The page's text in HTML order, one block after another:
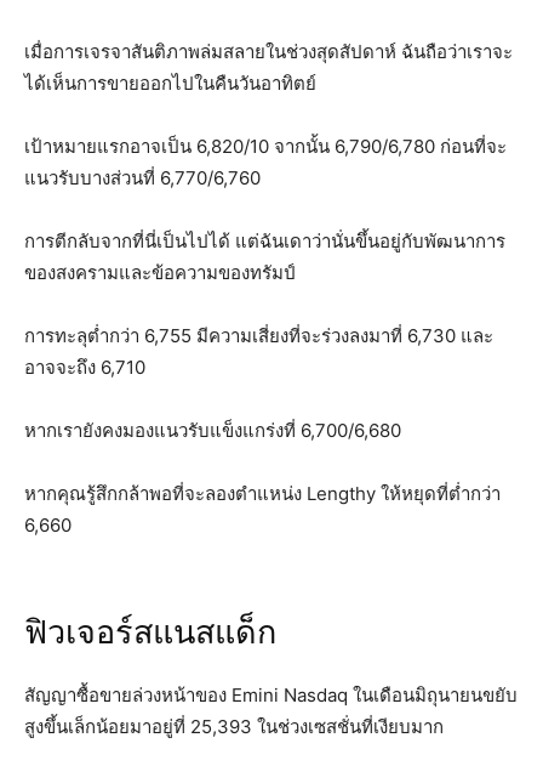
เมื่อการเจรจาสันติภาพล่มสลายในช่วงสุดสัปดาห์ ฉันถือว่าเราจะ
ได้เห็นการขายออกไปในคืนวันอาทิตย์
เป้าหมายแรกอาจเป็น 6,820/10 จากนั้น 6,790/6,780 ก่อนที่จะ
แนวรับบางส่วนที่ 6,770/6,760
การตีกลับจากที่นี่เป็นไปได้ แต่ฉันเดาว่านั่นขึ้นอยู่กับพัฒนาการ
ของสงครามและข้อความของทรัมป์
การทะลุต่ำกว่า 6,755 มีความเสี่ยงที่จะร่วงลงมาที่ 6,730 และ
อาจจะถึง 6,710
หากเรายังคงมองแนวรับแข็งแกร่งที่ 6,700/6,680
หากคุณรู้สึกกล้าพอที่จะลองตำแหน่ง Lengthy ให้หยุดที่ต่ำกว่า
6,660
ฟิวเจอร์สแนสแด็ก
สัญญาซื้อขายล่วงหน้าของ Emini Nasdaq ในเดือนมิถุนายนขยับ
สูงขึ้นเล็กน้อยมาอยู่ที่ 25,393 ในช่วงเซสชั่นที่เงียบมาก